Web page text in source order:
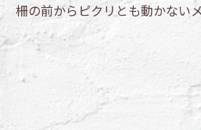
柵の前からピクリとも動かない